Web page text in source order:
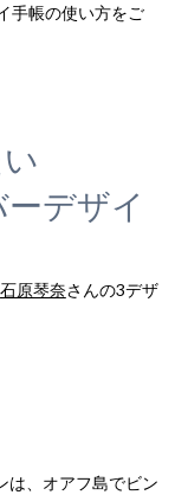
手帳の使い方をご
デザイ
石原琴奈さんの3デザ
は、オアフ島でビン